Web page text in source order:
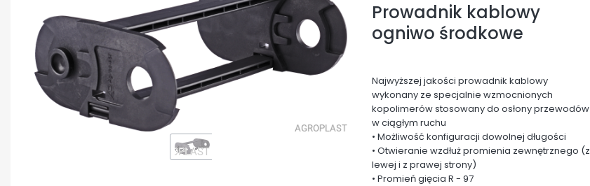
Prowadnik kablowy
ogniwo środkowe
Najwyższej jakości prowadnik kablowy
wykonany ze specjalnie wzmocnionych
kopolimerów stosowany do osłony przewodów
w ciągłym ruchu
• Możliwość konfiguracji dowolnej długości
• Otwieranie wzdłuż promienia zewnętrznego (z
lewej i z prawej strony)
• Promień gięcia R - 97